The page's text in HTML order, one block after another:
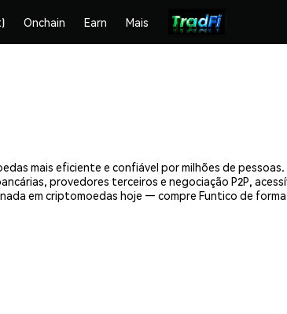
Onchain Earn Mais
mais eficiente e confiável por milhões de
provedores terceiros e negociação P2P,
em criptomoedas hoje — compre Funtico de